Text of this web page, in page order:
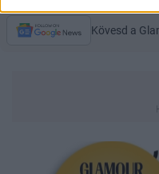
Kövesd a